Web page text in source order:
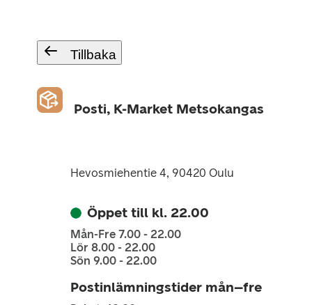
Tillbaka
Posti, K-Market Metsokangas
Hevosmiehentie 4, 90420 Oulu
Öppet till kl. 22.00
Mån-Fre 7.00 - 22.00
Lör 8.00 - 22.00
Sön 9.00 - 22.00
Postinlämningstider mån–fre